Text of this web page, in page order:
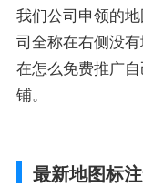
我们公司申领的
司全称在右侧没
在怎么免费推广
铺。
最新地图标